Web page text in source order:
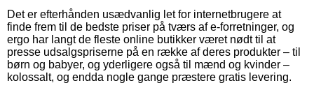
Det er efterhånden usædvanlig let for internetbrugere at
finde frem til de bedste priser på tværs af e-forretninger, og
ergo har langt de fleste online butikker været nødt til at
presse udsalgspriserne på en række af deres produkter – til
børn og babyer, og yderligere også til mænd og kvinder –
kolossalt, og endda nogle gange præstere gratis levering.